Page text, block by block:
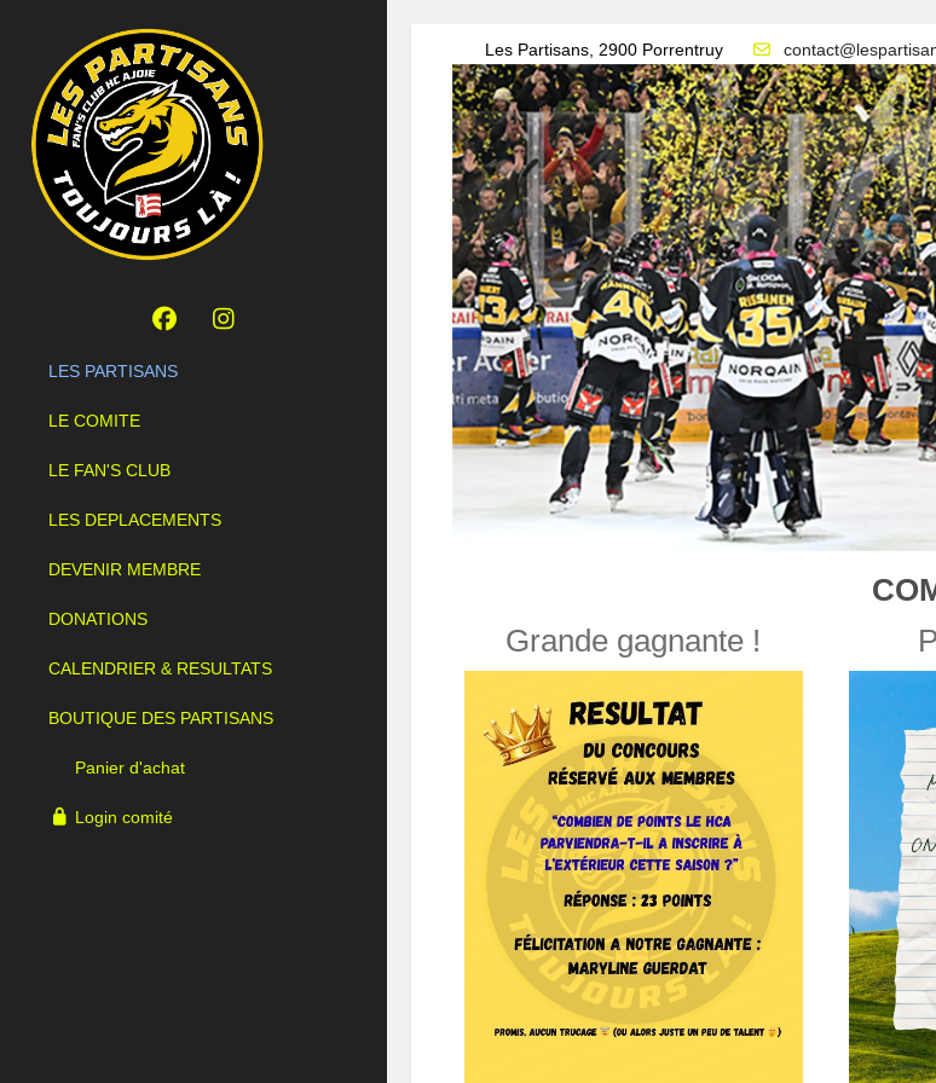
LES PARTISANS
LE COMITE
LE FAN'S CLUB
LES DEPLACEMENTS
DEVENIR MEMBRE
DONATIONS
CALENDRIER & RESULTATS
BOUTIQUE DES PARTISANS
Panier d'achat
Login comité
Les Partisans, 2900 Porrentruy
Grande gagnante !